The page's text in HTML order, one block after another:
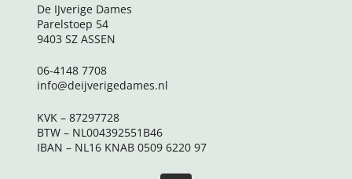
De IJverige Dames
Parelstoep 54
9403 SZ ASSEN
06-4148 7708
info@deijverigedames.nl
KVK – 87297728
BTW – NL004392551B46
IBAN – NL16 KNAB 0509 6220 97